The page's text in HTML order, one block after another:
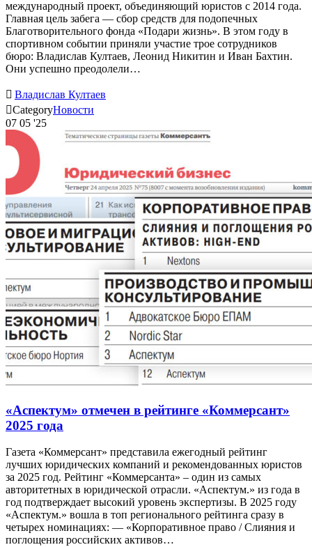
международный проект, объединяющий юристов с 2014 года.
Главная цель забега — сбор средств для подопечных
Благотворительного фонда «Подари жизнь». В этом году в
спортивном событии приняли участие трое сотрудников
бюро: Владислав Култаев, Леонид Никитин и Иван Бахтин.
Они успешно преодолели…
 Владислав Култаев
CategoryНовости
07 05 '25
«Аспектум» отмечен в рейтинге «Коммерсант»
2025 года
Газета «Коммерсант» представила ежегодный рейтинг
лучших юридических компаний и рекомендованных юристов
за 2025 год. Рейтинг «Коммерсанта» – один из самых
авторитетных в юридической отрасли. «Аспектум.» из года в
год подтверждает высокий уровень экспертизы. В 2025 году
«Аспектум.» вошла в топ регионального рейтинга сразу в
четырех номинациях: — «Корпоративное право / Слияния и
поглощения российских активов…